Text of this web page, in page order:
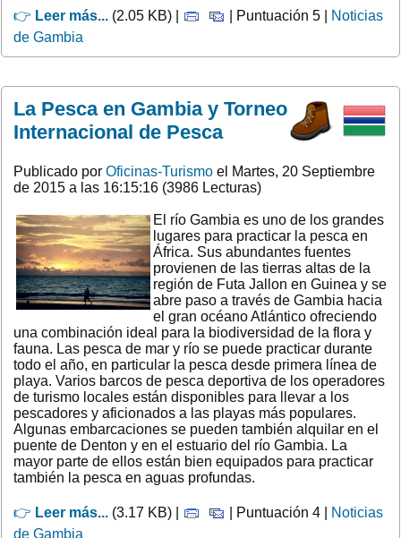
👉 Leer más... (2.05 KB) | | Puntuación 5 |
Noticias
de Gambia
La Pesca en Gambia y Torneo
Internacional de Pesca
Publicado por Oficinas-Turismo el Martes, 20 Septiembre
de 2015 a las 16:15:16 (3986 Lecturas)
El río Gambia es uno de los grandes
lugares para practicar la pesca en
África. Sus abundantes fuentes
provienen de las tierras altas de la
región de Futa Jallon en Guinea y se
abre paso a través de Gambia hacia
el gran océano Atlántico ofreciendo
una combinación ideal para la biodiversidad de la flora y
fauna. Las pesca de mar y río se puede practicar durante
todo el año, en particular la pesca desde primera línea de
playa. Varios barcos de pesca deportiva de los operadores
de turismo locales están disponibles para llevar a los
pescadores y aficionados a las playas más populares.
Algunas embarcaciones se pueden también alquilar en el
puente de Denton y en el estuario del río Gambia. La
mayor parte de ellos están bien equipados para practicar
también la pesca en aguas profundas.
👉 Leer más... (3.17 KB) | | Puntuación 4 |
Noticias
de Gambia